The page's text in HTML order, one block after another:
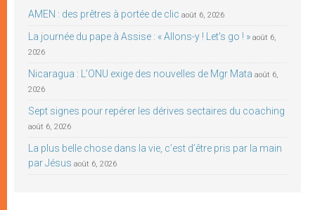
AMEN : des prêtres à portée de clic août 6, 2026
La journée du pape à Assise : « Allons-y ! Let’s go ! » août 6,
2026
Nicaragua : L’ONU exige des nouvelles de Mgr Mata août 6,
2026
Sept signes pour repérer les dérives sectaires du coaching
août 6, 2026
La plus belle chose dans la vie, c’est d’être pris par la main
par Jésus août 6, 2026